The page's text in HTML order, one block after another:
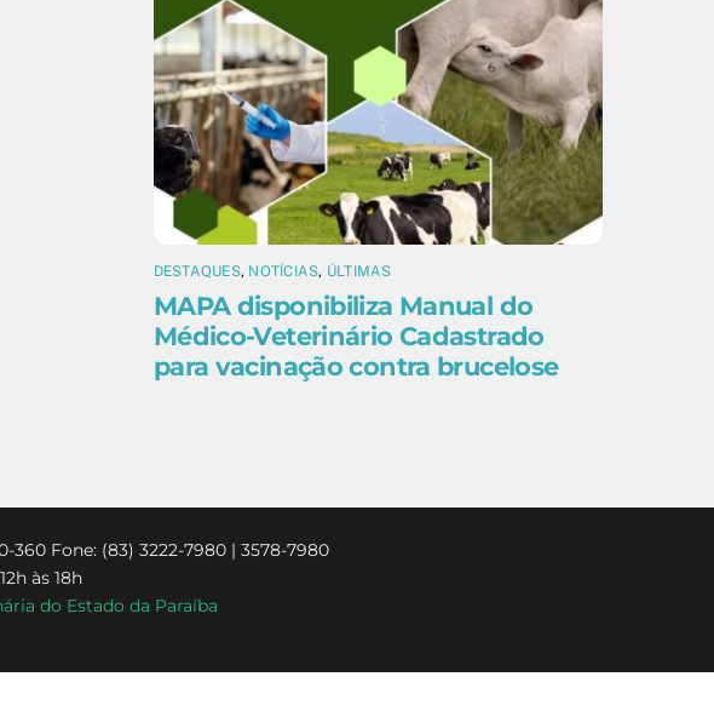
DESTAQUES, NOTÍCIAS, ÚLTIMAS
MAPA disponibiliza Manual do
Médico-Veterinário Cadastrado
para vacinação contra brucelose
360 Fone: (83) 3222-7980 | 3578-7980
às 18h
do Estado da Paraíba